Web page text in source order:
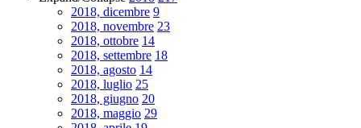
2018, dicembre 9
2018, novembre 23
2018, ottobre 14
2018, settembre 18
2018, agosto 14
2018, luglio 25
2018, giugno 20
2018, maggio 29